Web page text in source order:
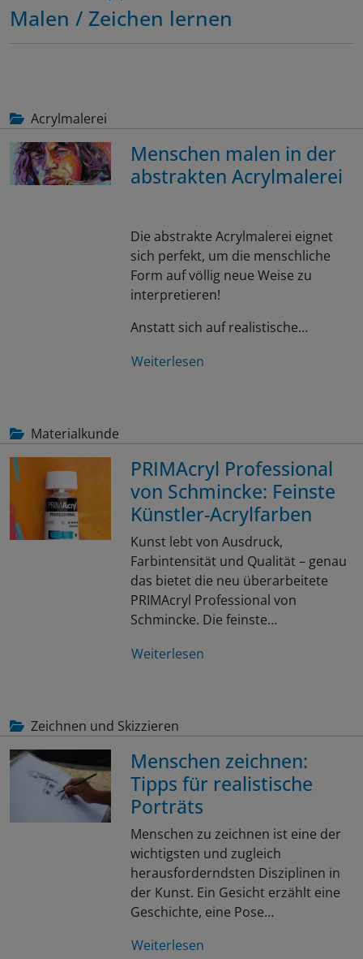
Malen / Zeichen lernen
Acrylmalerei
Menschen malen in der
abstrakten Acrylmalerei
Die abstrakte Acrylmalerei eignet
sich perfekt, um die menschliche
Form auf völlig neue Weise zu
interpretieren!
Anstatt sich auf realistische…
Weiterlesen
Materialkunde
PRIMAcryl Professional
von Schmincke: Feinste
Künstler-Acrylfarben
Kunst lebt von Ausdruck,
Farbintensität und Qualität – genau
das bietet die neu überarbeitete
PRIMAcryl Professional von
Schmincke. Die feinste…
Weiterlesen
Zeichnen und Skizzieren
Menschen zeichnen:
Tipps für realistische
Porträts
Menschen zu zeichnen ist eine der
wichtigsten und zugleich
herausforderndsten Disziplinen in
der Kunst. Ein Gesicht erzählt eine
Geschichte, eine Pose…
Weiterlesen